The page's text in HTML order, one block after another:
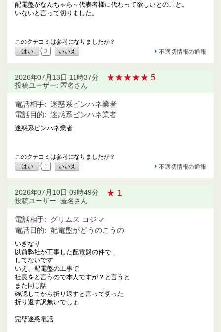
配電盤がなんちゃら～代表者様に代わって欲しいとのこと。
いないと言って切りました。
このクチコミは参考になりましたか？
はい
3 いいえ 不適切情報の通報
2026年07月13日 11時37分 ★★★★★ 5
投稿ユーザー: 匿名さん
電話相手: 迷惑系ピンハネ業者
電話目的: 迷惑系ピンハネ業者
迷惑系ピンハネ業者
このクチコミは参考になりましたか？
はい
1 いいえ 不適切情報の通報
2026年07月10日 09時49分 ★ 1
投稿ユーザー: 匿名さん
電話相手: グリムス コジマ
電話目的: 配電盤がどうのこうの
いきなり
以前弊社が工事した配電盤の件で…
してないです
いえ、配電盤の工事で
社長をと言うので本人ですが？と言うと
また同じ話
確認してから折り返すと言って切った
折り返す訳無いでしょ
完璧迷惑電話